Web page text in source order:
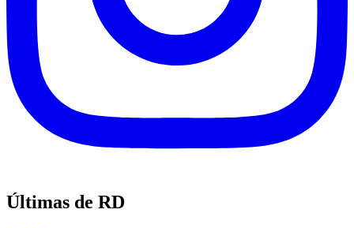
Últimas de RD